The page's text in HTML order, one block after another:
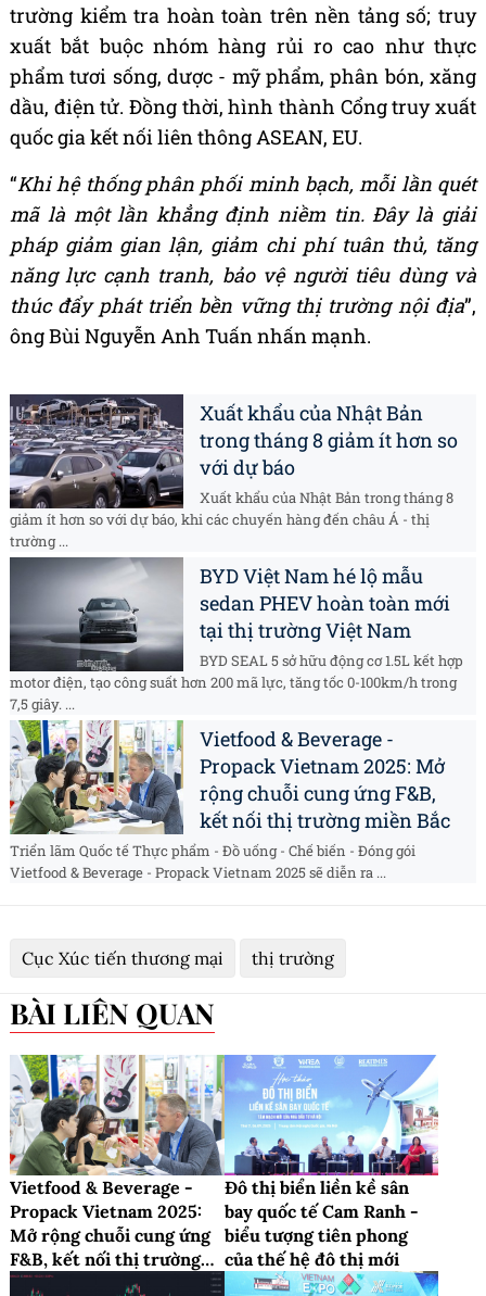
trường kiểm tra hoàn toàn trên nền tảng số; truy
xuất bắt buộc nhóm hàng rủi ro cao như thực
phẩm tươi sống, dược - mỹ phẩm, phân bón, xăng
dầu, điện tử. Đồng thời, hình thành Cổng truy xuất
quốc gia kết nối liên thông ASEAN, EU.
“Khi hệ thống phân phối minh bạch, mỗi lần quét
mã là một lần khẳng định niềm tin. Đây là giải
pháp giảm gian lận, giảm chi phí tuân thủ, tăng
năng lực cạnh tranh, bảo vệ người tiêu dùng và
thúc đẩy phát triển bền vững thị trường nội địa”,
ông Bùi Nguyễn Anh Tuấn nhấn mạnh.
Xuất khẩu của Nhật Bản
trong tháng 8 giảm ít hơn so
với dự báo
Xuất khẩu của Nhật Bản trong tháng 8
giảm ít hơn so với dự báo, khi các chuyến hàng đến châu Á - thị
trường ...
BYD Việt Nam hé lộ mẫu
sedan PHEV hoàn toàn mới
tại thị trường Việt Nam
BYD SEAL 5 sở hữu động cơ 1.5L kết hợp
motor điện, tạo công suất hơn 200 mã lực, tăng tốc 0-100km/h trong
7,5 giây. ...
Vietfood & Beverage -
Propack Vietnam 2025: Mở
rộng chuỗi cung ứng F&B,
kết nối thị trường miền Bắc
Triển lãm Quốc tế Thực phẩm - Đồ uống - Chế biến - Đóng gói
Vietfood & Beverage - Propack Vietnam 2025 sẽ diễn ra ...
Cục Xúc tiến thương mại thị trường
BÀI LIÊN QUAN
Vietfood & Beverage -
Propack Vietnam 2025:
Mở rộng chuỗi cung ứng
F&B, kết nối thị trường
miền Bắc
Đô thị biển liền kề sân
bay quốc tế Cam Ranh -
biểu tượng tiên phong
của thế hệ đô thị mới